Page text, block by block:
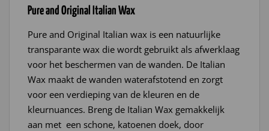
Pure and Original Italian Wax
Pure and Original Italian wax is een natuurlijke
transparante wax die wordt gebruikt als afwerklaag
voor het beschermen van de wanden. De Italian
Wax maakt de wanden waterafstotend en zorgt
voor een verdieping van de kleuren en de
kleurnuances. Breng de Italian Wax gemakkelijk
aan met een schone, katoenen doek, door